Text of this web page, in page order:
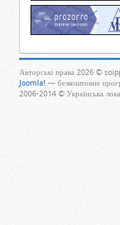
Авторські права 2026 ©
Joomla! — безкоштовне
2006-2014 © Українська